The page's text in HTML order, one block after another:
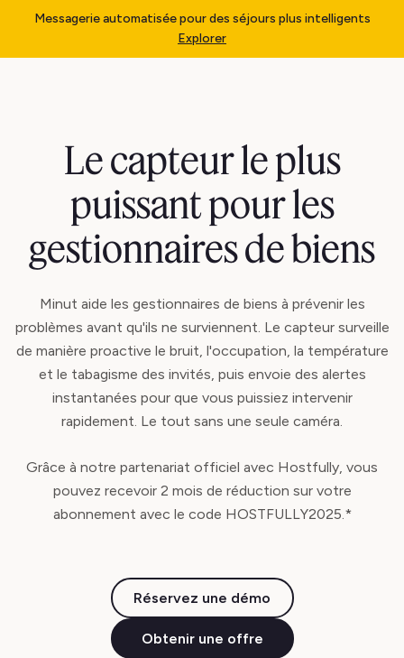
Messagerie automatisée pour des séjours plus intelligents
Explorer
Le capteur le plus
puissant pour les
gestionnaires de biens
Minut aide les gestionnaires de biens à prévenir les
problèmes avant qu'ils ne surviennent. Le capteur surveille
de manière proactive le bruit, l'occupation, la température
et le tabagisme des invités, puis envoie des alertes
instantanées pour que vous puissiez intervenir
rapidement. Le tout sans une seule caméra.
Grâce à notre partenariat officiel avec Hostfully, vous
pouvez recevoir 2 mois de réduction sur votre
abonnement avec le code HOSTFULLY2025.*
Réservez une démo
Obtenir une offre